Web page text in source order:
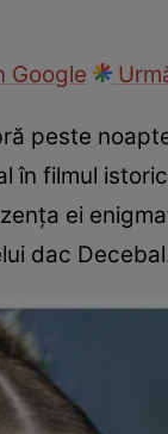
Google
peste
filmul
ei
dac